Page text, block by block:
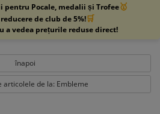
pentru Pocale, medalii și Trofee🥇
de club de 5%!🛒
a vedea prețurile reduse direct!
înapoi
articolele de la: Embleme